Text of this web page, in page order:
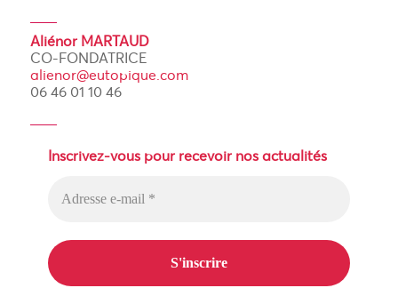
Aliénor MARTAUD
CO-FONDATRICE
alienor@eutopique.com
06 46 01 10 46
Inscrivez-vous pour recevoir nos actualités